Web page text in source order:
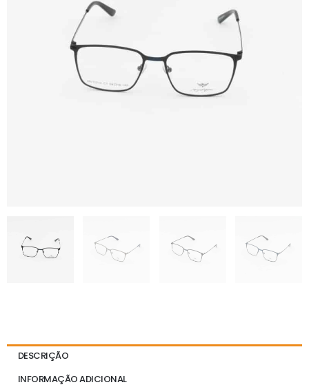
DESCRIÇÃO
INFORMAÇÃO ADICIONAL